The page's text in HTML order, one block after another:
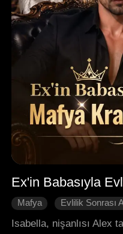
Mafya Evlilik Sonrası